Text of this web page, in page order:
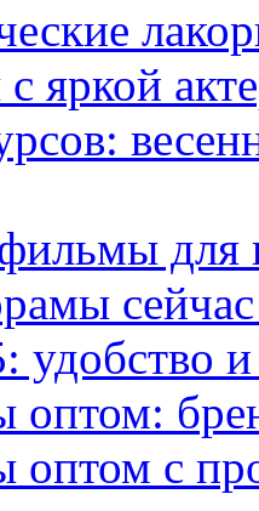
яркой
для
удобство
оптом:
оптом с